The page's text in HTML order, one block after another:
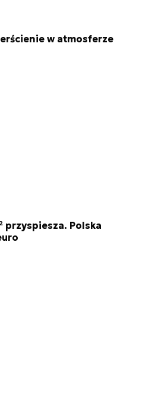
w atmosferze
przyspiesza. Polska